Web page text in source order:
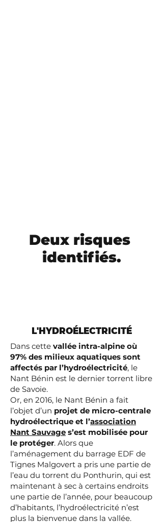
Deux risques
identifiés.
L'HYDROÉLECTRICITÉ
Dans cette vallée intra-alpine où
97% des milieux aquatiques sont
affectés par l’hydroélectricité, le
Nant Bénin est le dernier torrent libre
de Savoie.
Or, en 2016, le Nant Bénin a fait
l’objet d’un projet de micro-centrale
hydroélectrique et l’association
Nant Sauvage s’est mobilisée pour
le protéger. Alors que
l’aménagement du barrage EDF de
Tignes Malgovert a pris une partie de
l’eau du torrent du Ponthurin, qui est
maintenant à sec à certains endroits
une partie de l’année, pour beaucoup
d’habitants, l’hydroélectricité n’est
plus la bienvenue dans la vallée.